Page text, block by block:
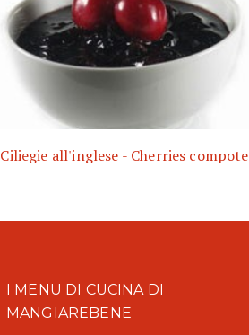
Ciliegie all'inglese - Cherries compote
I MENU DI CUCINA DI
MANGIAREBENE